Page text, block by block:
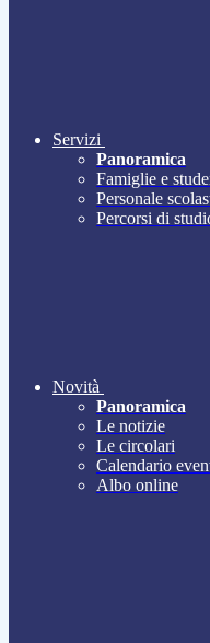
Servizi
Panoramica
Famiglie e
Personale
Percorsi di
Novità
Panoramica
Le notizie
Le circolari
Calendario
Albo online